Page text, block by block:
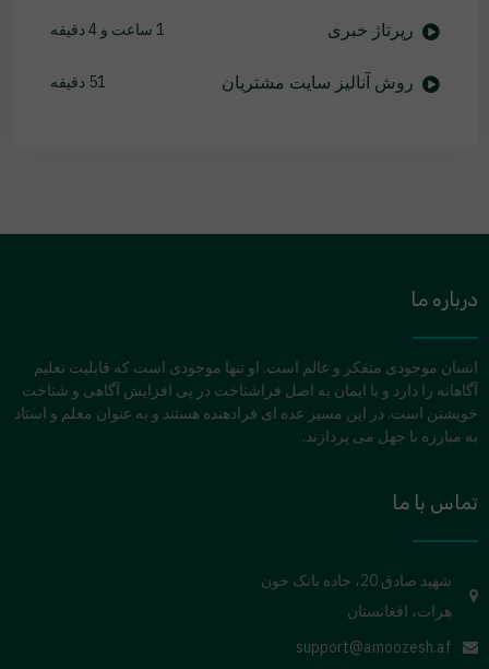
رپرتاژ خبری 1 ساعت و 4 دقیقه
روش آنالیز سایت مشتریان 51 دقیقه
درباره ما
انسان موجودی متفکر و عالم است. او تنها موجودی است که قابلیت تعلیم
آگاهانه را دارد و با ایمان به اصل فراشناخت در پی افزایش آگاهی و شناخت
خویشتن است. در این مسیر عده ای فرادهنده هستند و به عنوان معلم و استاد
به مبارزه با جهل می پردازند.
تماس با ما
شهید صادق 20، جاده بانک خون
هرات، افغانستان
support@amoozesh.af